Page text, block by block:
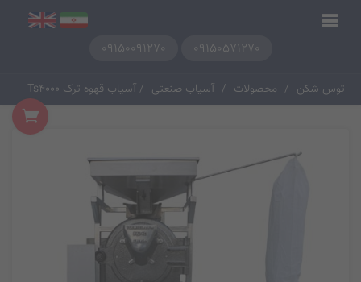
09150571270
09150091270
توس شکن / محصولات / آسیاب صنعتی / آسیاب قهوه ترک Ts4000